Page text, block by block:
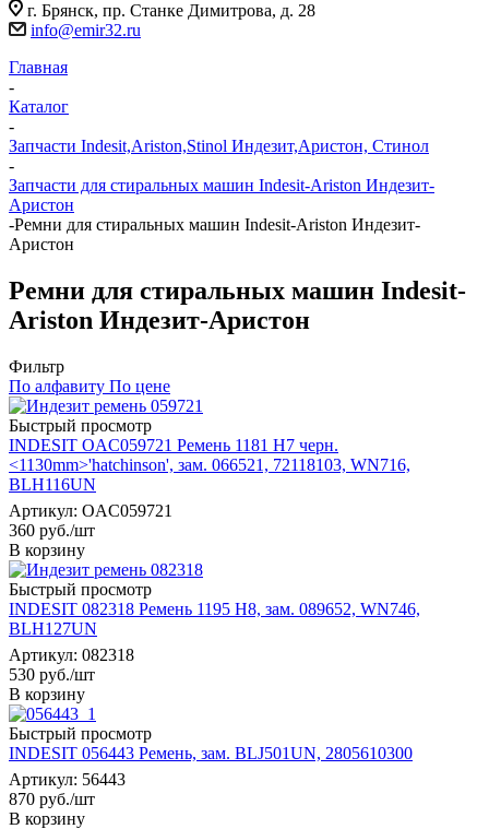
г. Брянск, пр. Станке Димитрова, д. 28
info@emir32.ru
Главная
-
Каталог
-
Запчасти Indesit,Ariston,Stinol Индезит,Аристон, Стинол
-
Запчасти для стиральных машин Indesit-Ariston Индезит-
Аристон
-Ремни для стиральных машин Indesit-Ariston Индезит-
Аристон
Ремни для стиральных машин Indesit-
Ariston Индезит-Аристон
Фильтр
По алфавиту По цене
Быстрый просмотр
INDESIT OAC059721 Ремень 1181 H7 черн.
<1130mm>'hatchinson', зам. 066521, 72118103, WN716,
BLH116UN
Артикул: OAC059721
360 руб./шт
В корзину
Быстрый просмотр
INDESIT 082318 Ремень 1195 H8, зам. 089652, WN746,
BLH127UN
Артикул: 082318
530 руб./шт
В корзину
Быстрый просмотр
INDESIT 056443 Ремень, зам. BLJ501UN, 2805610300
Артикул: 56443
870 руб./шт
В корзину